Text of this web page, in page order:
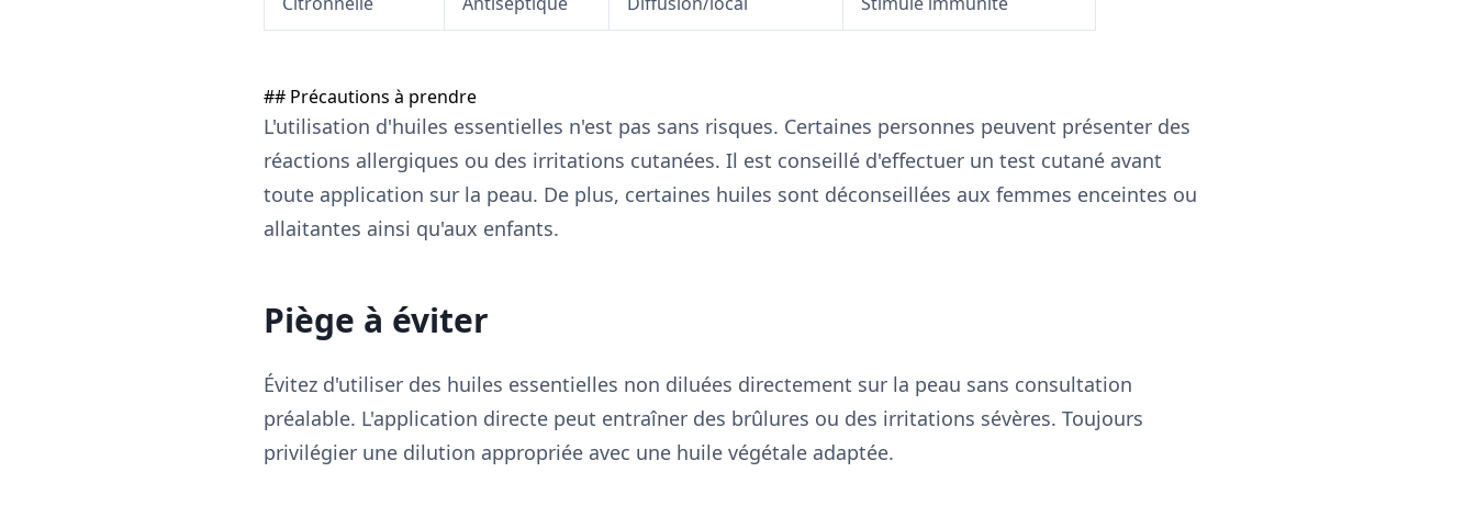
## Précautions à prendre
L'utilisation d'huiles essentielles n'est pas sans risques. Certaines personnes peuvent présenter des
réactions allergiques ou des irritations cutanées. Il est conseillé d'effectuer un test cutané avant
toute application sur la peau. De plus, certaines huiles sont déconseillées aux femmes enceintes ou
allaitantes ainsi qu'aux enfants.
Piège à éviter
Évitez d'utiliser des huiles essentielles non diluées directement sur la peau sans consultation
préalable. L'application directe peut entraîner des brûlures ou des irritations sévères. Toujours
privilégier une dilution appropriée avec une huile végétale adaptée.